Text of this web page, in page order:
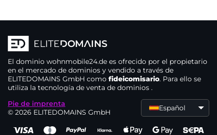
El dominio wohnmobile24.de es ofrecido por el propietario
en el mercado de dominios y vendido a través de
ELITEDOMAINS GmbH como fideicomisario. Para ello se
utiliza la tecnología de venta de dominios .
Pie de imprenta
© 2026 ELITEDOMAINS GmbH
Español